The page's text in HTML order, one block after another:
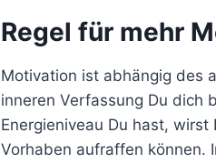
Regel für mehr
Motivation ist abhängig des
inneren Verfassung Du dich
Energieniveau Du hast,
Vorhaben aufraffen können.